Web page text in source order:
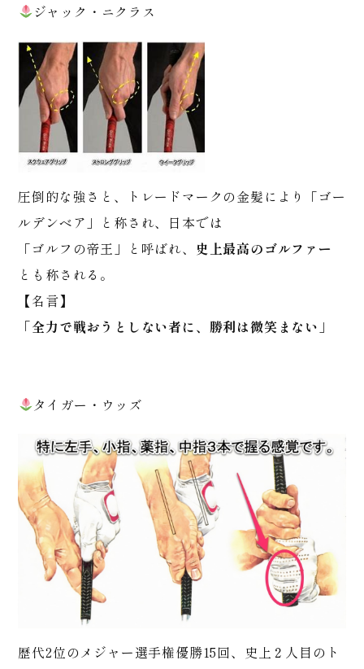
ジャック・ニクラス
圧倒的な強さと、トレードマークの金髪により「ゴー
ルデンベア」と称され、日本では
「ゴルフの帝王」と呼ばれ、 史上最高のゴルファー
とも称される。
【名言】
「全力で戦おうとしない者に、勝利は微笑まない」
タイガー・ウッズ
歴代2位のメジャー選手権優勝15回、史上２人目のト